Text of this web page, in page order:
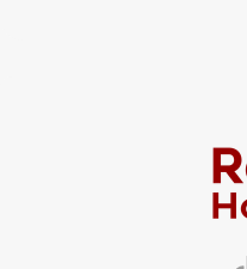
Apartamente de vanzare in
Apartamente de vanzare in